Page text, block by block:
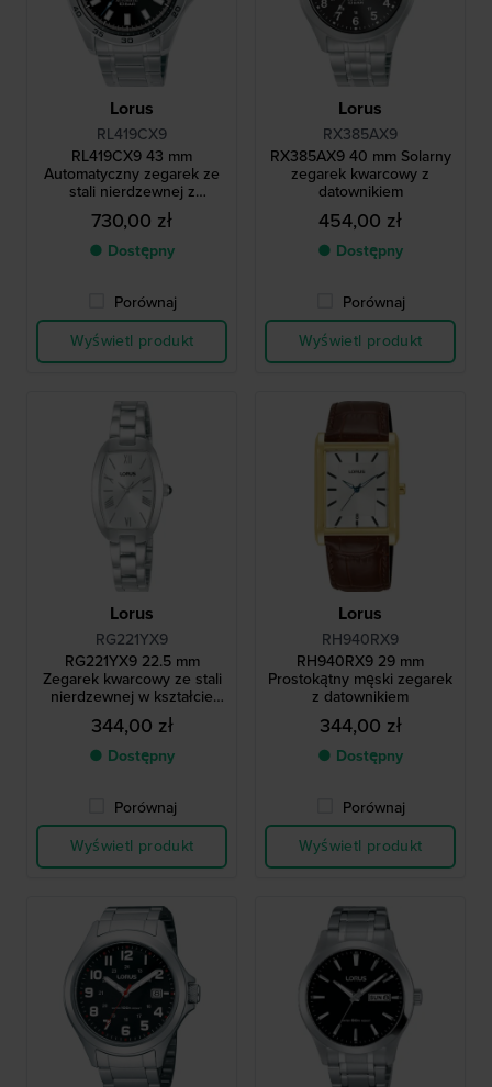
Lorus
RL419CX9
RL419CX9 43 mm
Automatyczny zegarek ze
stali nierdzewnej z
datownikiem
730,00 zł
● Dostępny
Porównaj
Wyświetl produkt
Lorus
RX385AX9
RX385AX9 40 mm Solarny
zegarek kwarcowy z
datownikiem
454,00 zł
● Dostępny
Porównaj
Wyświetl produkt
Lorus
RG221YX9
RG221YX9 22.5 mm
Zegarek kwarcowy ze stali
nierdzewnej w kształcie
tonneau
344,00 zł
● Dostępny
Porównaj
Wyświetl produkt
Lorus
RH940RX9
RH940RX9 29 mm
Prostokątny męski zegarek
z datownikiem
344,00 zł
● Dostępny
Porównaj
Wyświetl produkt